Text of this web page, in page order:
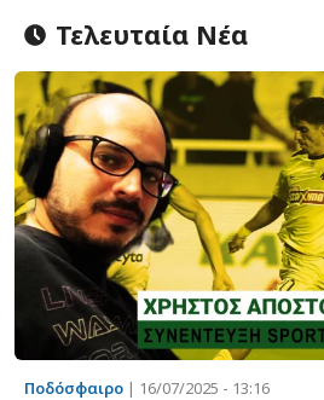
Τελευταία Νέα
Ποδόσφαιρο | 16/07/2025 - 13:16